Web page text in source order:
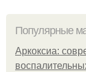
Популярные
Аркоксиа: